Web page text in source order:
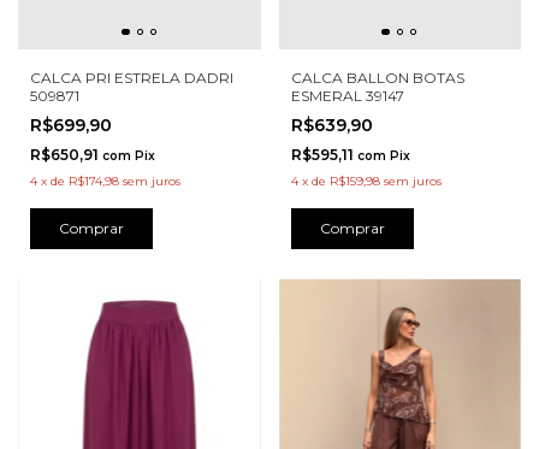
CALCA PRI ESTRELA DADRI
509871
R$699,90
R$650,91 com Pix
4 x de R$174,98 sem juros
Comprar
CALCA BALLON BOTAS
ESMERAL 39147
R$639,90
R$595,11 com Pix
4 x de R$159,98 sem juros
Comprar